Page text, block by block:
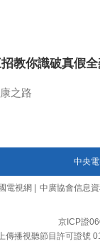
教你識破真假
之路
中央
電視網 中廣協會信息
京ICP證
傳播視聽節目許可證號